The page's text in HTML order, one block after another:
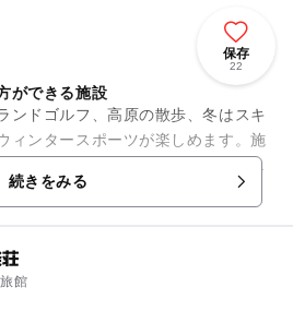
保存
22
ができる施設
ンドゴルフ、高原の散歩、冬はスキ
ィンタースポーツが楽しめます。施
があり、切り傷ややけど、皮膚病、
す...
続きをみる
館